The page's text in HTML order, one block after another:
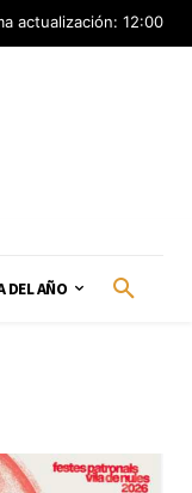
actualización: 12:00
DEL AÑO